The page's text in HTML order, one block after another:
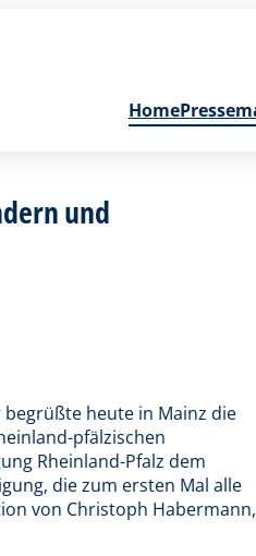
Home
und
heute in Mainz die
pfälzischen
Rheinland-Pfalz dem
die zum ersten Mal alle
von Christoph Habermann,